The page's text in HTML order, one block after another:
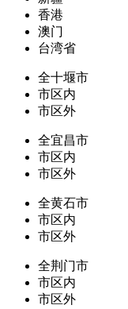
香港
澳门
台湾省
全十堰市
市区内
市区外
全宜昌市
市区内
市区外
全黄石市
市区内
市区外
全荆门市
市区内
市区外